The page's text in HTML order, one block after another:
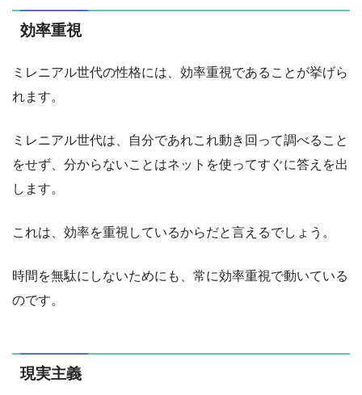
効率重視
ミレニアル世代の性格には、効率重視であることが挙げら
れます。
ミレニアル世代は、自分であれこれ動き回って調べること
をせず、分からないことはネットを使ってすぐに答えを出
します。
これは、効率を重視しているからだと言えるでしょう。
時間を無駄にしないためにも、常に効率重視で動いている
のです。
現実主義